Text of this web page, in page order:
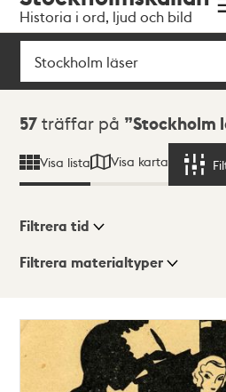
navigationen
huvudinnehållet
Historia i ord, ljud och bild
Sök
Sökresultat
57 träffar på Stockholm
Visa lista Visa karta
Visningsläge
Filtrera tid
Filtrera materialtyper
träffar